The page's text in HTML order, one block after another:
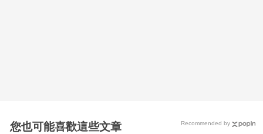
您也可能喜歡這些文章 Recommended by